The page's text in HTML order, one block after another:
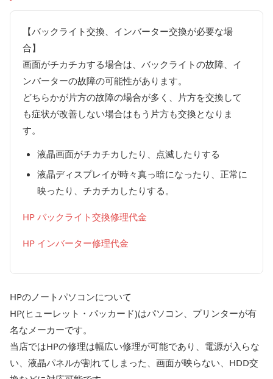
【バックライト交換、インバーター交換が必要な場
合】
画面がチカチカする場合は、バックライトの故障、イ
ンバーターの故障の可能性があります。
どちらかが片方の故障の場合が多く、片方を交換して
も症状が改善しない場合はもう片方も交換となりま
す。
液晶画面がチカチカしたり、点滅したりする
液晶ディスプレイが時々真っ暗になったり、正常に
映ったり、チカチカしたりする。
HP バックライト交換修理代金
HP インバーター修理代金
HPのノートパソコンについて
HP(ヒューレット・パッカード)はパソコン、プリンターが有
名なメーカーです。
当店ではHPの修理は幅広い修理が可能であり、電源が入らな
い、液晶パネルが割れてしまった、画面が映らない、HDD交